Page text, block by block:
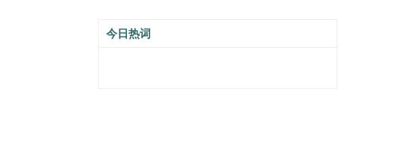
今日热词